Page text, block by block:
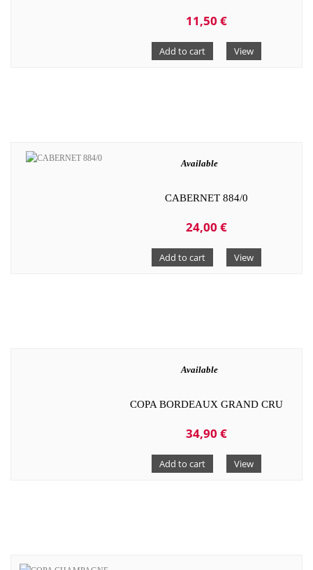
11,50 €
Add to cart View
Available
CABERNET 884/0
24,00 €
Add to cart View
Available
COPA BORDEAUX GRAND CRU
34,90 €
Add to cart View